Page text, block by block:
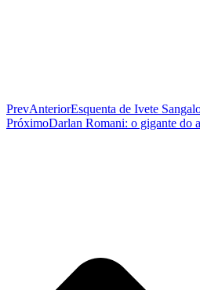
PrevAnteriorEsquenta de Ivete
PróximoDarlan Romani: o gigante do